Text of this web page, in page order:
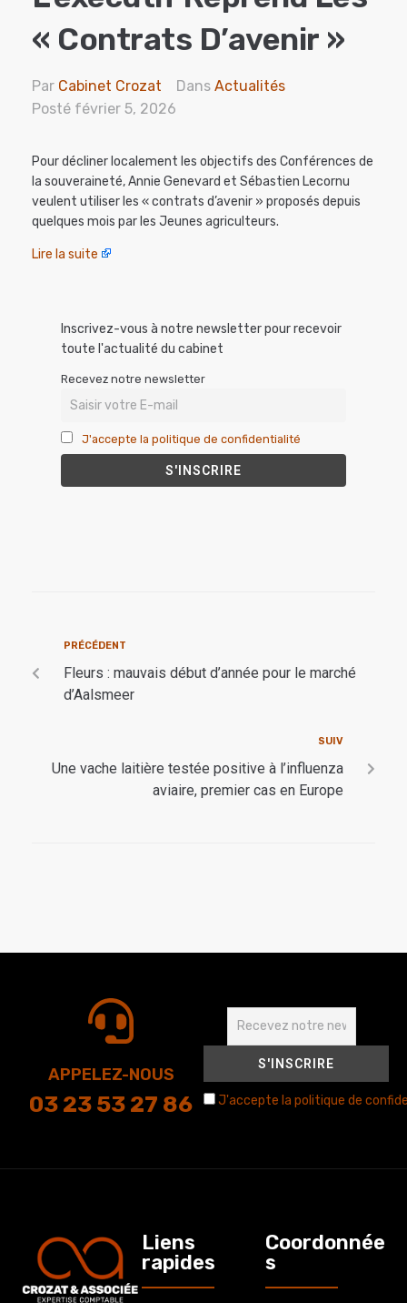
« Contrats D’avenir »
Par Cabinet Crozat Dans Actualités
Posté février 5, 2026
Pour décliner localement les objectifs des Conférences de
la souveraineté, Annie Genevard et Sébastien Lecornu
veulent utiliser les « contrats d’avenir » proposés depuis
quelques mois par les Jeunes agriculteurs.
Lire la suite
Inscrivez-vous à notre newsletter pour recevoir
toute l'actualité du cabinet
Recevez notre newsletter
J'accepte la politique de confidentialité
PRÉCÉDENT
Fleurs : mauvais début d’année pour le marché
d’Aalsmeer
SUIV
Une vache laitière testée positive à l’influenza
aviaire, premier cas en Europe
APPELEZ-NOUS
03 23 53 27 86 J'accepte la politique de
Liens
rapides
Coordonnée
s